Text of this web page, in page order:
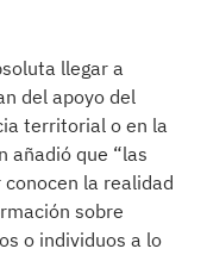
llegar a
del apoyo del
territorial o en la
añadió que “las
la realidad
sobre
o individuos a lo